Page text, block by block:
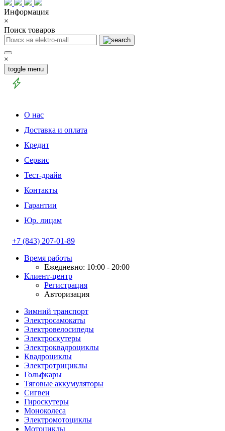
Информация
×
Поиск товаров
×
toggle menu
О нас
Доставка и оплата
Кредит
Сервис
Тест-драйв
Контакты
Гарантии
Юр. лицам
+7 (843) 207-01-89
Время работы
Ежедневно: 10:00 - 20:00
Клиент-центр
Регистрация
Авторизация
Зимний транспорт
Электросамокаты
Электровелосипеды
Электроскутеры
Электроквадроциклы
Квадроциклы
Электротрициклы
Гольфкары
Тяговые аккумуляторы
Сигвеи
Гироскутеры
Моноколеса
Электромотоциклы
Мотоциклы